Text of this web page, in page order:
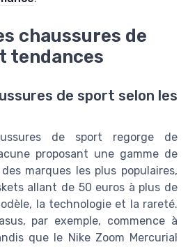
chaussures de
tendances
de sport selon les
de sport regorge de
proposant une gamme de
marques les plus populaires,
allant de 50 euros à plus de
la technologie et la rareté.
par exemple, commence à
que le Nike Zoom Mercurial